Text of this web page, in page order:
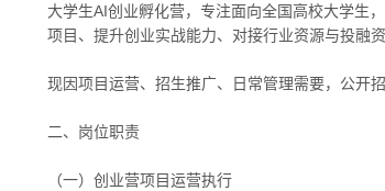
大学生AI创业孵化营，专注面向全国高校大学生
项目、提升创业实战能力、对接行业资源与投融
现因项目运营、招生推广、日常管理需要，公开
二、岗位职责
（一）创业营项目运营执行